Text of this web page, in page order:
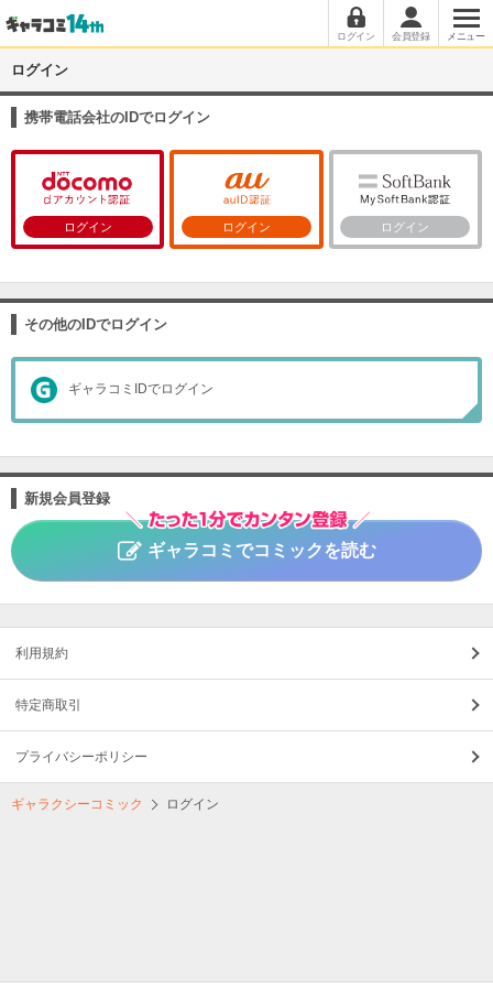
ログイン 会員登録 メニュー
ログイン
携帯電話会社のIDでログイン
ログイン ログイン ログイン
その他のIDでログイン
ギャラコミIDでログイン
新規会員登録
ギャラコミでコミックを読む
利用規約
特定商取引
プライバシーポリシー
ギャラクシーコミック ログイン